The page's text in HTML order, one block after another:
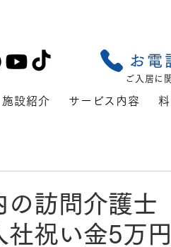
ご入居に
お電
施設紹介 サービス内容
の訪問介護士
社祝い金5万